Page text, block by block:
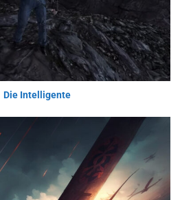
Die Intelligente